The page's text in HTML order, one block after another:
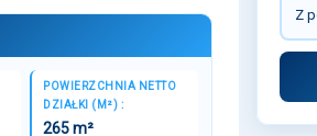
POWIERZCHNIA NETTO
DZIAŁKI (M²) :
265 m²